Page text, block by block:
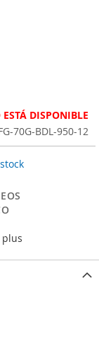
ESTÁ DISPONIBLE
70G-BDL-950-12
plus